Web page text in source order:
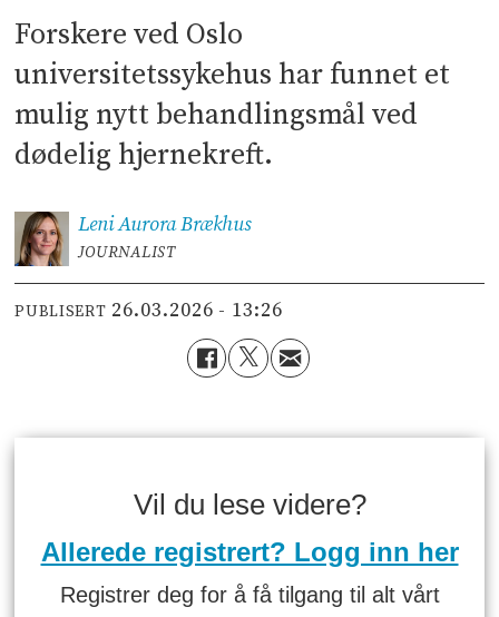
Forskere ved Oslo
universitetssykehus har funnet et
mulig nytt behandlingsmål ved
dødelig hjernekreft.
Leni AuroraBrækhus
JOURNALIST
PUBLISERT 26.03.2026 - 13:26
Vil du lese videre?
Allerede registrert? Logg inn her
Registrer deg for å få tilgang til alt vårt